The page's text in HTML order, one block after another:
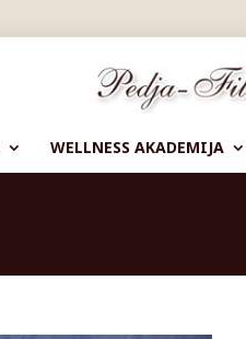
WELLNESS AKADEMIJA